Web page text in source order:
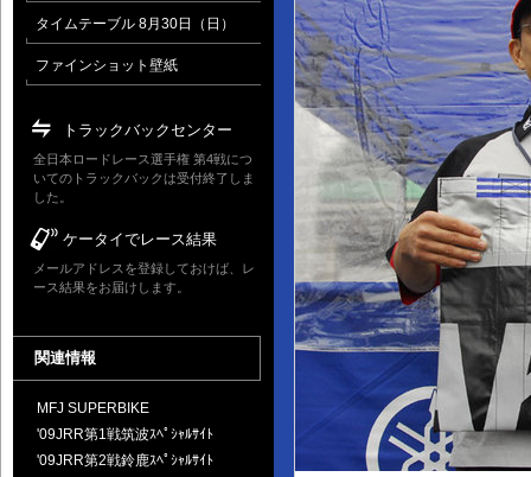
タイムテーブル 8月30日（日）
ファインショット壁紙
トラックバックセンター
全日本ロードレース選手権 第4戦につ
いてのトラックバックは受付終了しま
した。
ケータイでレース結果
メールアドレスを登録しておけば、レ
ース結果をお届けします。
関連情報
MFJ SUPERBIKE
'09JRR第1戦筑波ｽﾍﾟｼｬﾙｻｲﾄ
'09JRR第2戦鈴鹿ｽﾍﾟｼｬﾙｻｲﾄ